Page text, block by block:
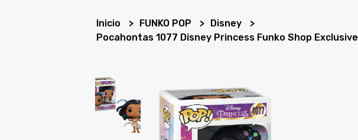
Inicio FUNKO POP
Disney
Pocahontas 1077 Disney Princess Funko Shop Exclusive